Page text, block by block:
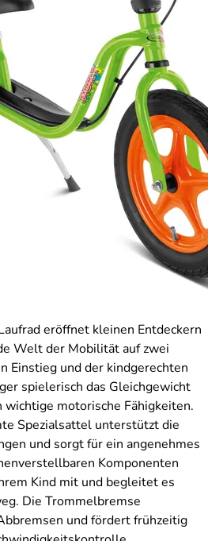
eröffnet kleinen Entdeckern
Welt der Mobilität auf zwei
Einstieg und der kindgerechten
spielerisch das Gleichgewicht
motorische Fähigkeiten.
Spezialsattel unterstützt die
und sorgt für ein angenehmes
Komponenten
Kind mit und begleitet es
Die Trommelbremse
und fördert frühzeitig